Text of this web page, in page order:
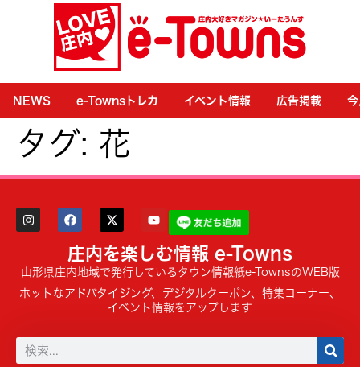
NEWS e-Townsトレカ イベント情報 広告掲載
タグ: 花
庄内を楽しむ情報 e-Towns
山形県庄内地域で発行しているタウン情報紙e-TownsのWEB版
ホットなアドバタイジング、デジタルクーポン、特集コーナー、
イベント情報をアップします